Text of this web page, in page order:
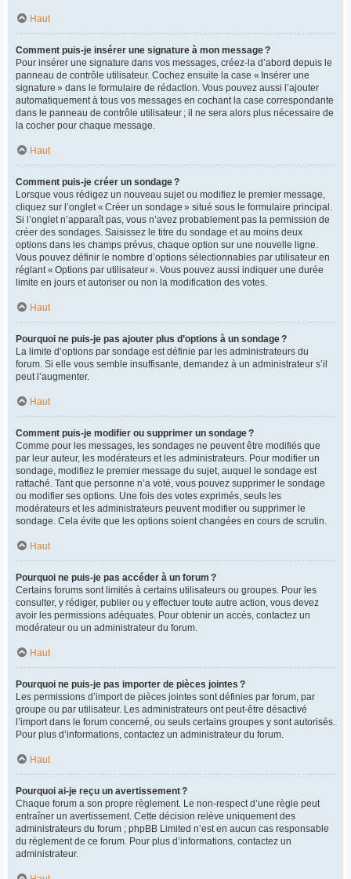
Haut
Comment puis-je insérer une signature à mon message ?
Pour insérer une signature dans vos messages, créez-la d’abord depuis le
panneau de contrôle utilisateur. Cochez ensuite la case « Insérer une
signature » dans le formulaire de rédaction. Vous pouvez aussi l’ajouter
automatiquement à tous vos messages en cochant la case correspondante
dans le panneau de contrôle utilisateur ; il ne sera alors plus nécessaire de
la cocher pour chaque message.
Haut
Comment puis-je créer un sondage ?
Lorsque vous rédigez un nouveau sujet ou modifiez le premier message,
cliquez sur l’onglet « Créer un sondage » situé sous le formulaire principal.
Si l’onglet n’apparaît pas, vous n’avez probablement pas la permission de
créer des sondages. Saisissez le titre du sondage et au moins deux
options dans les champs prévus, chaque option sur une nouvelle ligne.
Vous pouvez définir le nombre d’options sélectionnables par utilisateur en
réglant « Options par utilisateur ». Vous pouvez aussi indiquer une durée
limite en jours et autoriser ou non la modification des votes.
Haut
Pourquoi ne puis-je pas ajouter plus d’options à un sondage ?
La limite d’options par sondage est définie par les administrateurs du
forum. Si elle vous semble insuffisante, demandez à un administrateur s’il
peut l’augmenter.
Haut
Comment puis-je modifier ou supprimer un sondage ?
Comme pour les messages, les sondages ne peuvent être modifiés que
par leur auteur, les modérateurs et les administrateurs. Pour modifier un
sondage, modifiez le premier message du sujet, auquel le sondage est
rattaché. Tant que personne n’a voté, vous pouvez supprimer le sondage
ou modifier ses options. Une fois des votes exprimés, seuls les
modérateurs et les administrateurs peuvent modifier ou supprimer le
sondage. Cela évite que les options soient changées en cours de scrutin.
Haut
Pourquoi ne puis-je pas accéder à un forum ?
Certains forums sont limités à certains utilisateurs ou groupes. Pour les
consulter, y rédiger, publier ou y effectuer toute autre action, vous devez
avoir les permissions adéquates. Pour obtenir un accès, contactez un
modérateur ou un administrateur du forum.
Haut
Pourquoi ne puis-je pas importer de pièces jointes ?
Les permissions d’import de pièces jointes sont définies par forum, par
groupe ou par utilisateur. Les administrateurs ont peut-être désactivé
l’import dans le forum concerné, ou seuls certains groupes y sont autorisés.
Pour plus d’informations, contactez un administrateur du forum.
Haut
Pourquoi ai-je reçu un avertissement ?
Chaque forum a son propre règlement. Le non-respect d’une règle peut
entraîner un avertissement. Cette décision relève uniquement des
administrateurs du forum ; phpBB Limited n’est en aucun cas responsable
du règlement de ce forum. Pour plus d’informations, contactez un
administrateur.